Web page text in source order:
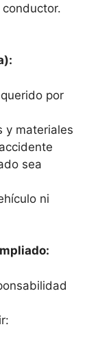
por
y materiales
sea
ni